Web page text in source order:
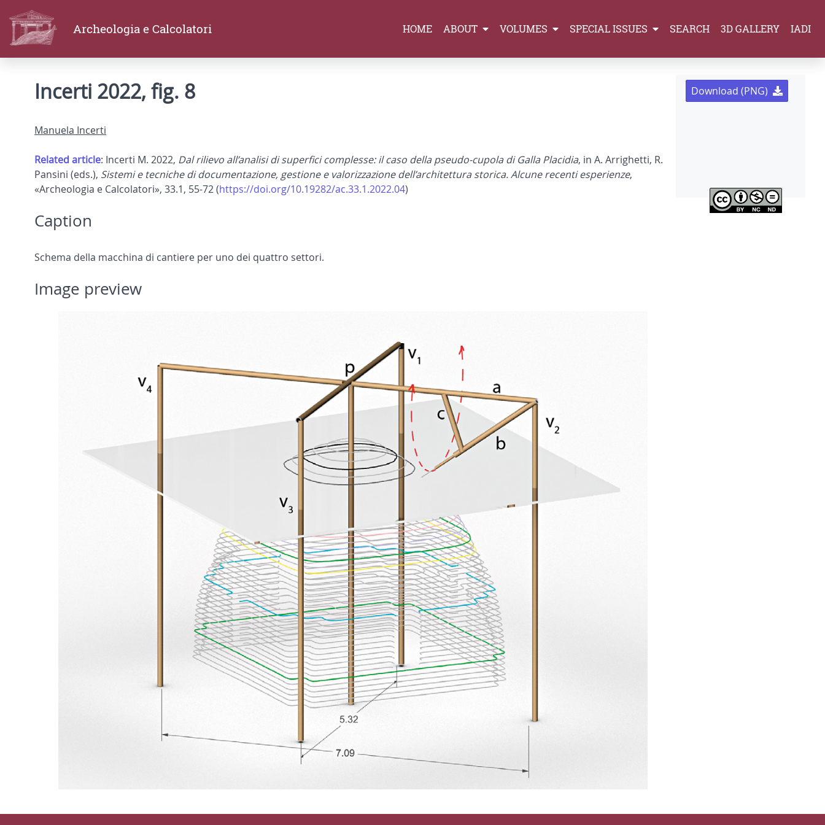
Archeologia e Calcolatori HOME ABOUT VOLUMES SPECIAL ISSUES SEARCH 3D GALLERY IADI
Incerti 2022, fig. 8
Manuela Incerti
Related article: Incerti M. 2022, Dal rilievo all’analisi di superfici complesse: il caso della pseudo-cupola di Galla Placidia, in A. Arrighetti, R.
Pansini (eds.), Sistemi e tecniche di documentazione, gestione e valorizzazione dell’architettura storica. Alcune recenti esperienze,
«Archeologia e Calcolatori», 33.1, 55-72 (https://doi.org/10.19282/ac.33.1.2022.04)
Caption
Schema della macchina di cantiere per uno dei quattro settori.
Image preview
Download (PNG)